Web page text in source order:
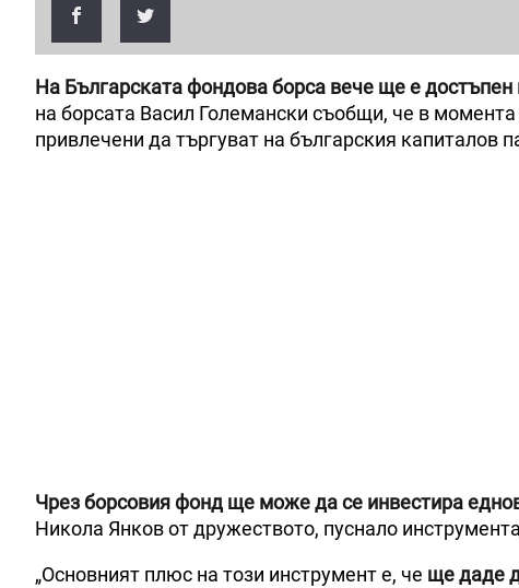
На Българската фондова борса вече ще е
на борсата Васил Големански съобщи, че в
привлечени да търгуват на българския капиталов
Чрез борсовия фонд ще може да се инвестира
Никола Янков от дружеството, пуснало
„Основният плюс на този инструмент е, че ще даде